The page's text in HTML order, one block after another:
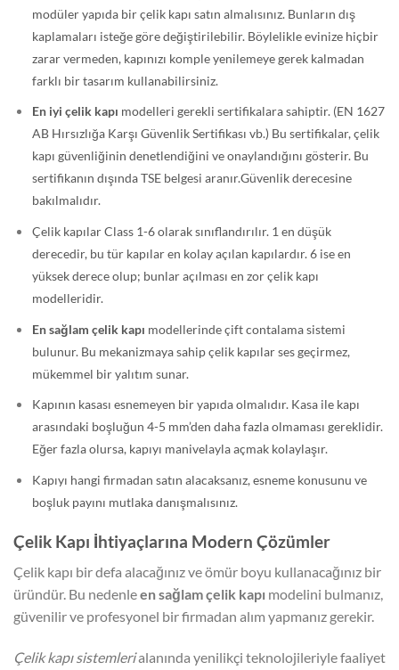
modüler yapıda bir çelik kapı satın almalısınız. Bunların dış
kaplamaları isteğe göre değiştirilebilir. Böylelikle evinize hiçbir
zarar vermeden, kapınızı komple yenilemeye gerek kalmadan
farklı bir tasarım kullanabilirsiniz.
En iyi çelik kapı modelleri gerekli sertifikalara sahiptir. (EN 1627
AB Hırsızlığa Karşı Güvenlik Sertifikası vb.) Bu sertifikalar, çelik
kapı güvenliğinin denetlendiğini ve onaylandığını gösterir. Bu
sertifikanın dışında TSE belgesi aranır.Güvenlik derecesine
bakılmalıdır.
Çelik kapılar Class 1-6 olarak sınıflandırılır. 1 en düşük
derecedir, bu tür kapılar en kolay açılan kapılardır. 6 ise en
yüksek derece olup; bunlar açılması en zor çelik kapı
modelleridir.
En sağlam çelik kapı modellerinde çift contalama sistemi
bulunur. Bu mekanizmaya sahip çelik kapılar ses geçirmez,
mükemmel bir yalıtım sunar.
Kapının kasası esnemeyen bir yapıda olmalıdır. Kasa ile kapı
arasındaki boşluğun 4-5 mm’den daha fazla olmaması gereklidir.
Eğer fazla olursa, kapıyı manivelayla açmak kolaylaşır.
Kapıyı hangi firmadan satın alacaksanız, esneme konusunu ve
boşluk payını mutlaka danışmalısınız.
Çelik Kapı İhtiyaçlarına Modern Çözümler
Çelik kapı bir defa alacağınız ve ömür boyu kullanacağınız bir
üründür. Bu nedenleen sağlam çelik kapı modelini bulmanız,
güvenilir ve profesyonel bir firmadan alım yapmanız gerekir.
Çelik kapı sistemlerialanında yenilikçi teknolojileriyle faaliyet